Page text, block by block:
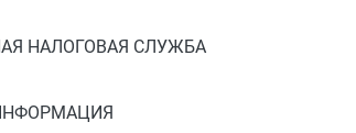
НАЛОГОВАЯ СЛУЖБА